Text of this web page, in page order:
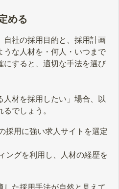
める
自社の採用目的と、採用計画
うな人材を・何人・いつまで
にすると、適切な手法を選び
人材を採用したい」場合、以
でしょう。
採用に強い求人サイトを選定
ングを利用し、人材の経歴を